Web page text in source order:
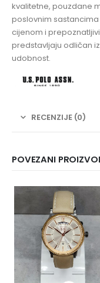
kvalitetne, pouzdane
poslovnim
cijenom i
predstavljaju odličan
udobnost.
RECENZIJE (0)
POVEZANI